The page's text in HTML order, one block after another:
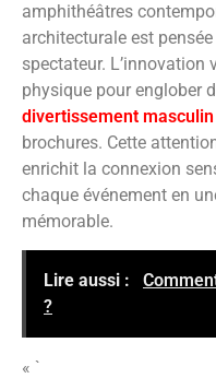
amphithéâtres
architecturale est
spectateur. L’innovation
physique pour englober
divertissement masculin
brochures. Cette
enrichit la connexion
chaque événement en
mémorable.
Lire aussi :
?
« `